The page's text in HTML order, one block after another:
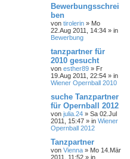
Bewerbungsschrei
ben
von tirolerin » Mo
22.Aug 2011, 14:34 » in
Bewerbung
tanzpartner für
2010 gesucht
von esther89 » Fr
19.Aug 2011, 22:54 » in
Wiener Opernball 2010
suche Tanzpartner
für Opernball 2012
von julia.24 » Sa 02.Jul
2011, 15:47 » in Wiener
Opernball 2012
Tanzpartner
von Vienna » Mo 14.Mär
2011, 11:52 » in